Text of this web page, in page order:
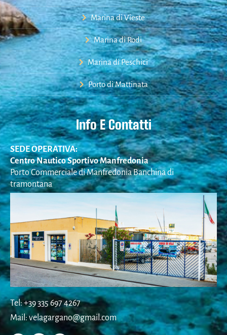
Marina di Vieste
Marina di Rodi
Marina di Peschici
Porto di Mattinata
Info E Contatti
SEDE OPERATIVA:
Centro Nautico Sportivo Manfredonia
Porto Commerciale di Manfredonia Banchina di
tramontana
Tel: +39 335 697 4267
Mail: velagargano@gmail.com